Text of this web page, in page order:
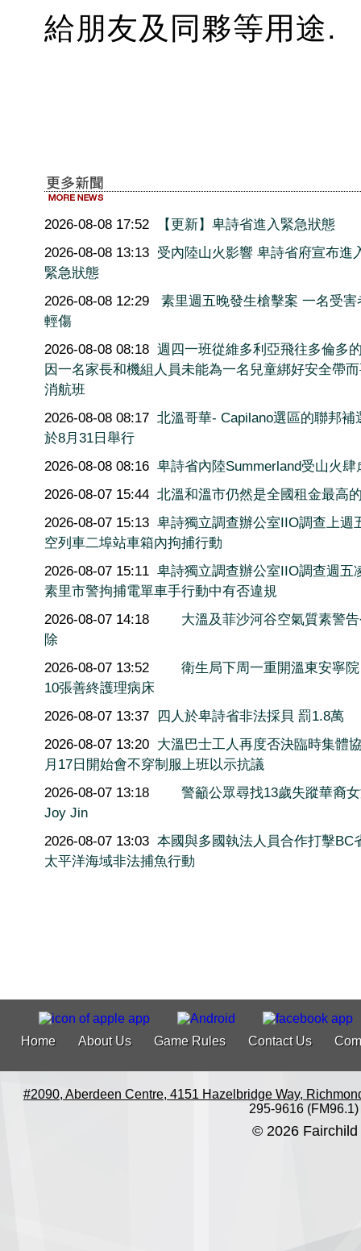
給朋友及同夥等用途.
2026-08-08 17:52
【更新】卑詩省進入緊急狀態
2026-08-08 13:13 受內陸山火影響 卑詩省府宣布進
緊急狀態
2026-08-08 12:29
素里週五晚發生槍擊案 一名受害
輕傷
2026-08-08 08:18 週四一班從維多利亞飛往多倫多
因一名家長和機組人員未能為一名兒童綁好安全帶
消航班
2026-08-08 08:17 北溫哥華- Capilano選區的聯邦補
於8月31日舉行
2026-08-08 08:16 卑詩省內陸Summerland受山火肆
2026-08-07 15:44 北溫和溫市仍然是全國租金最高
2026-08-07 15:13 卑詩獨立調查辦公室IIO調查上週
空列車二埠站車箱內拘捕行動
2026-08-07 15:11 卑詩獨立調查辦公室IIO調查週五
素里市警拘捕電單車手行動中有否違規
2026-08-07 14:18
大溫及菲沙河谷空氣質素警
除
2026-08-07 13:52
衛生局下周一重開溫東安寧
10張善終護理病床
2026-08-07 13:37 四人於卑詩省非法採貝 罰1.8萬
2026-08-07 13:20 大溫巴士工人再度否決臨時集體
月17日開始會不穿制服上班以示抗議
2026-08-07 13:18
警籲公眾尋找13歲失蹤華裔
Joy Jin
2026-08-07 13:03 本國與多國執法人員合作打擊BC
太平洋海域非法捕魚行動
Home About Us Game Rules Contact Us
#2090, Aberdeen Centre, 4151 Hazelbridge Way,
295-9616 (FM96.1)
© 2026 Fairchild